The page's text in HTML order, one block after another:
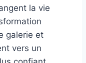
la vie
galerie et
vers un